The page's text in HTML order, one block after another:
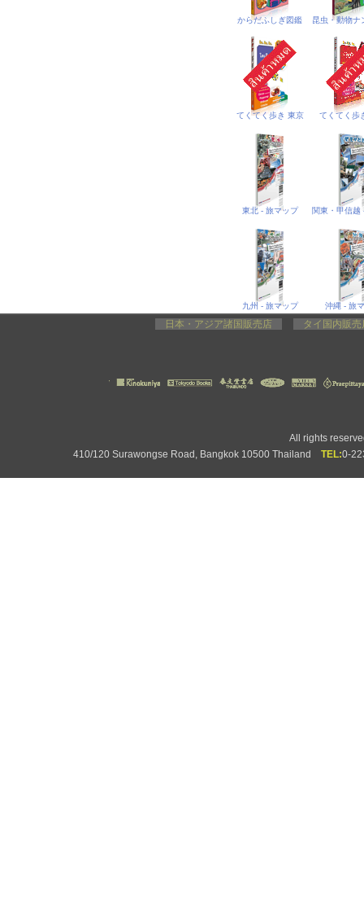
からだふしぎ図鑑
てくてく歩き 東京 てくてく歩
東北 - 旅マップ
九州 - 旅マップ 沖縄 - 旅
日本・アジア諸国販売店 タイ国内販
All rights
410/120 Surawongse Road, Bangkok 10500 Thailand TEL:0-